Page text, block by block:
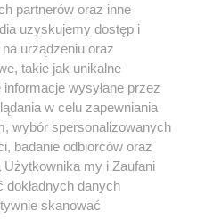
nie może być powielany i
w jakikolwiek sposób (w
na jakimkolwiek polu
włącznie z umieszczaniem w
praw. Jakiekolwiek użycie lub
w części z naruszeniem prawa,
pod groźbą kary i może być
partnerów oraz inne
uzyskujemy dostęp i
urządzeniu oraz
takie jak unikalne
wysyłane przez
w celu zapewniania
wybór spersonalizowanych
badanie odbiorców oraz
Użytkownika my i Zaufani
danych
skanować